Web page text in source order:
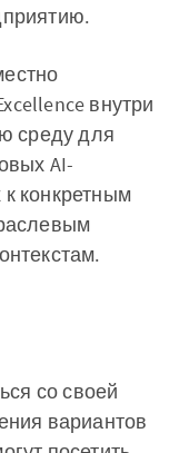
внутри
среду для
AI-
конкретным
со своей
вариантов